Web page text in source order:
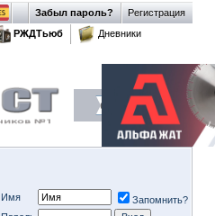
Регистрация
Забыл пароль?
РЖДТьюб
Дневники
Имя
Запомнить?